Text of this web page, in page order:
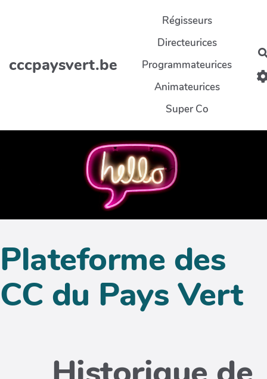
cccpaysvert.be
Régisseurs
Directeurices
Programmateurices
Animateurices
Super Co
Plateforme des
CC du Pays Vert